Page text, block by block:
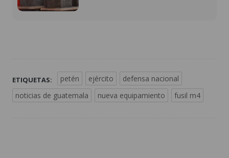
ETIQUETAS: petén ejército
defensa nacional
noticias de guatemala
nueva equipamiento fusil m4